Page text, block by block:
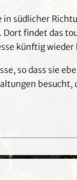
südlicher
findet das
künftig
so dass sie
besucht,